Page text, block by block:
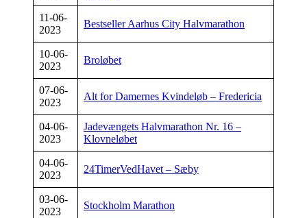
11-06-
2023
Bestseller Aarhus City Halvmarathon
10-06-
2023
Broløbet
07-06-
2023
Alt for Damernes Kvindeløb – Fredericia
04-06-
2023
Jadevængets Halvmarathon Nr. 16 –
Klovneløbet
04-06-
2023
24TimerVedHavet – Sæby
03-06-
2023
Stockholm Marathon